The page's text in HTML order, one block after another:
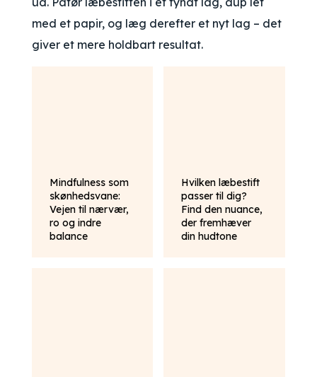
med et papir, og læg derefter et nyt lag – det
giver et mere holdbart resultat.
Mindfulness som
skønhedsvane:
Vejen til nærvær,
ro og indre
balance
Hvilken læbestift
passer til dig?
Find den nuance,
der fremhæver
din hudtone